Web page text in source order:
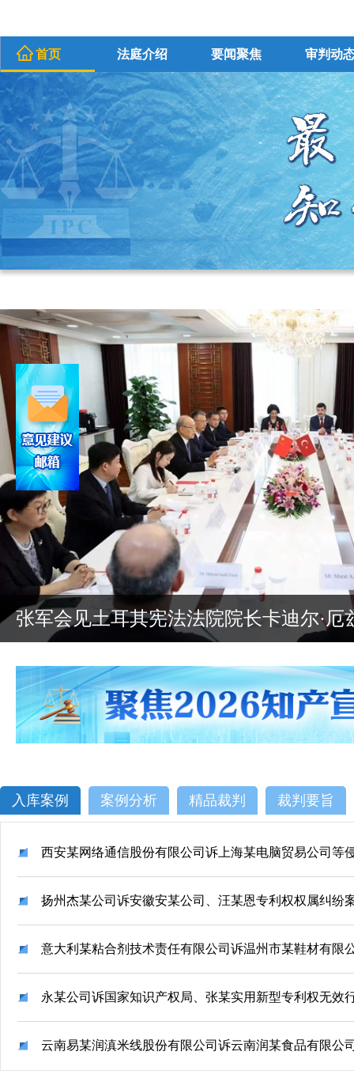
首页 法庭介绍 要闻聚焦 审判动
张军会见土耳其宪法法院院长卡迪尔·厄
入库案例 案例分析 精品裁判 裁判要旨
扬州杰某公司诉安徽安某公司、汪某恩专利权权属纠纷
永某公司诉国家知识产权局、张某实用新型专利权无效